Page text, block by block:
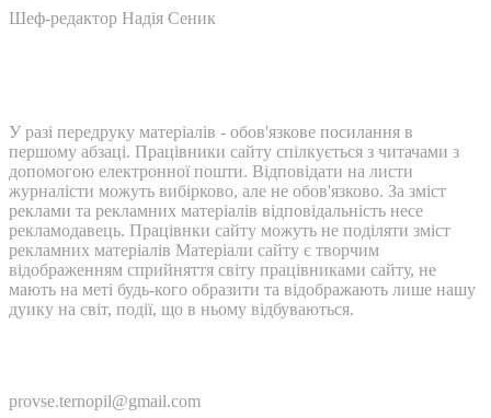
Шеф-редактор Надія Сеник
У разі передруку матеріалів - обов'язкове посилання в
першому абзаці. Працівники сайту спілкується з читачами з
допомогою електронної пошти. Відповідати на листи
журналісти можуть вибірково, але не обов'язково. За зміст
реклами та рекламних матеріалів відповідальність несе
рекламодавець. Працівнки сайту можуть не поділяти зміст
рекламних матеріалів Матеріали сайту є творчим
відображенням сприйняття світу працівниками сайту, не
мають на меті будь-кого образити та відображають лише нашу
дуику на світ, події, що в ньому відбуваються.
provse.ternopil@gmail.com